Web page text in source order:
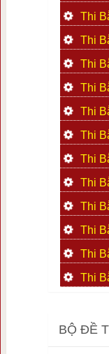
Thi
Thi
Thi
Thi
Thi
Thi
Thi
Thi
Thi
Thi
Thi
Thi
BỘ ĐỀ